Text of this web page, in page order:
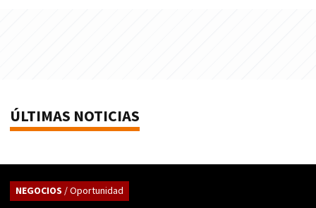
ÚLTIMAS NOTICIAS
NEGOCIOS / Oportunidad